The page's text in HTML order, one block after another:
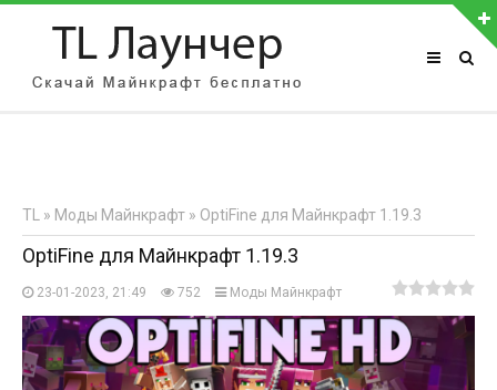
АВТОРИЗАЦИЯ НА САЙТЕ
Регистрация
TL » Моды Майнкрафт » OptiFine для Майнкрафт 1.19.3
OptiFine для Майнкрафт 1.19.3
23-01-2023, 21:49 752 Моды Майнкрафт